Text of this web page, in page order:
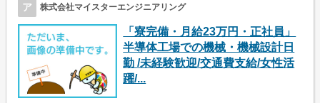
ア 株式会社マイスターエンジニアリング
「寮完備・月給23万円・正社員」
半導体工場での機械・機械設計日
勤 /未経験歓迎/交通費支給/女性活
躍/...